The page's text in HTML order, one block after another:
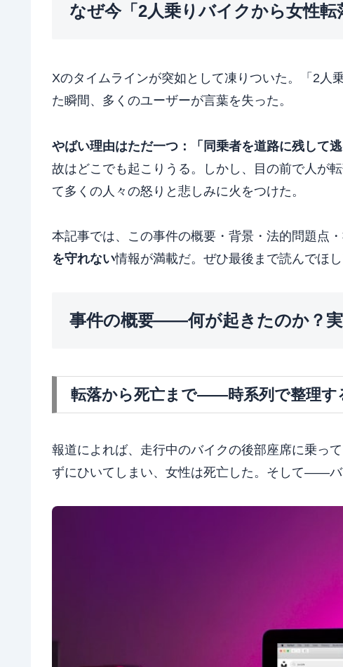
なぜ今「2人乗りバイクから女性
Xのタイムラインが突如として凍りついた。「2
た瞬間、多くのユーザーが言葉を失った。
やばい理由はただ一つ：「同乗者を道路に残して逃
故はどこでも起こりうる。しかし、目の前で人が
て多くの人々の怒りと悲しみに火をつけた。
本記事では、この事件の概要・背景・法的問題点
を守れない情報が満載だ。ぜひ最後まで読んでほし
事件の概要——何が起きたのか？
転落から死亡まで——時系列で整理す
報道によれば、走行中のバイクの後部座席に乗っ
ずにひいてしまい、女性は死亡した。そして——バ